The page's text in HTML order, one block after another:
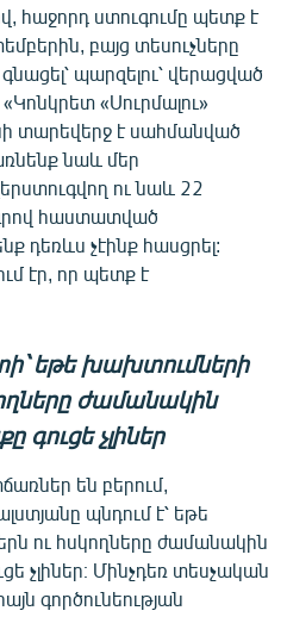
հաջորդ ստուգումը պետք է
բայց տեսուչները
գնացել՝ պարզելու՝ վերացված
«Սուրմալու»
տարեվերջ է սահմանված
նաև մեր
ու նաև 22
հաստատված
դեռևս չէինք հասցրել:
էր, որ պետք է
եթե խախտումների
ժամանակին
գուցե չլիներ
են բերում,
պնդում է՝ եթե
ու հսկողները ժամանակին
չլիներ։ Մինչդեռ տեսչական
գործունեության